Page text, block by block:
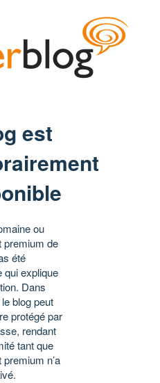
est
ou
premium de
été
qui explique
Dans
blog peut
protégé par
rendant
tant que
premium n’a